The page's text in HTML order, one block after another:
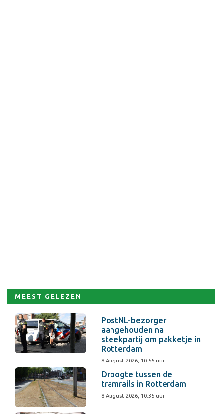
MEEST GELEZEN
PostNL-bezorger
aangehouden na
steekpartij om pakketje in
Rotterdam
8 August 2026, 10:56 uur
Droogte tussen de
tramrails in Rotterdam
8 August 2026, 10:35 uur